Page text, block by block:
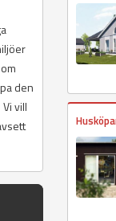
den
vill